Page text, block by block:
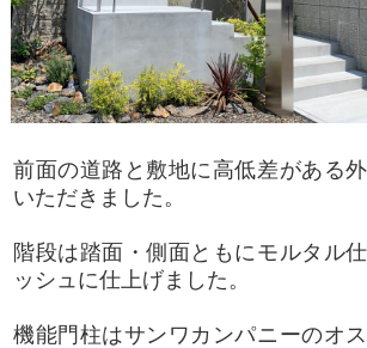
前面の道路と敷地に高低差がある
いただきました。
階段は踏面・側面ともにモルタル
ッシュに仕上げました。
機能門柱はサンワカンパニーのオ